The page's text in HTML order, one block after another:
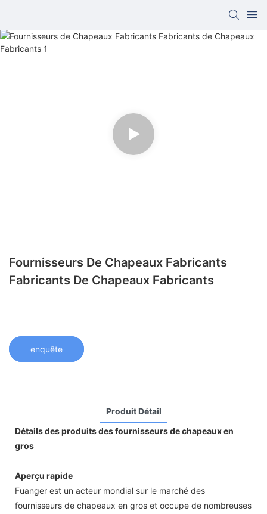
Fournisseurs De Chapeaux Fabricants
Fabricants De Chapeaux Fabricants
enquête
Produit Détail
Détails des produits des fournisseurs de chapeaux en
gros
Aperçu rapide
Fuanger est un acteur mondial sur le marché des
fournisseurs de chapeaux en gros et occupe de nombreuses